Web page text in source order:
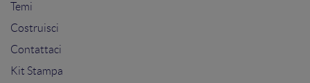
Temi
Costruisci
Contattaci
Kit Stampa